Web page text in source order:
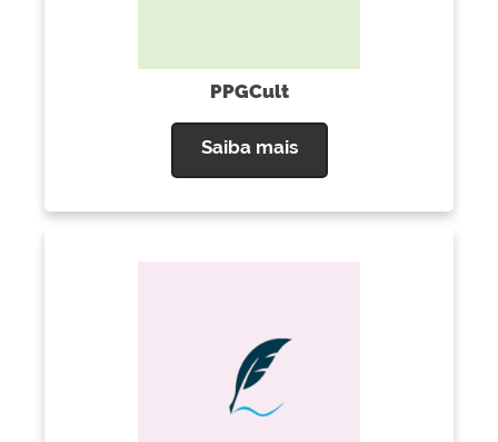
PPGCult
Saiba mais